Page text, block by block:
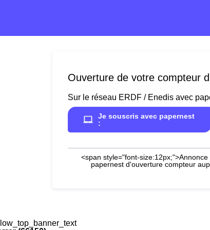
Ouverture de votre compteur
Sur le réseau ERDF / Enedis avec
Je souscris avec papernest
:
<span style="font-
papernest d'ouverture compteur